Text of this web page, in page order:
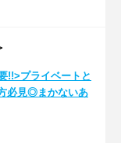
!!>プライベートと
必見◎まかないあ